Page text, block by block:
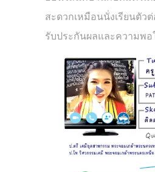
สะดวกเหมือนนั่งเรียนตัว
รับประกันผลและความพอ